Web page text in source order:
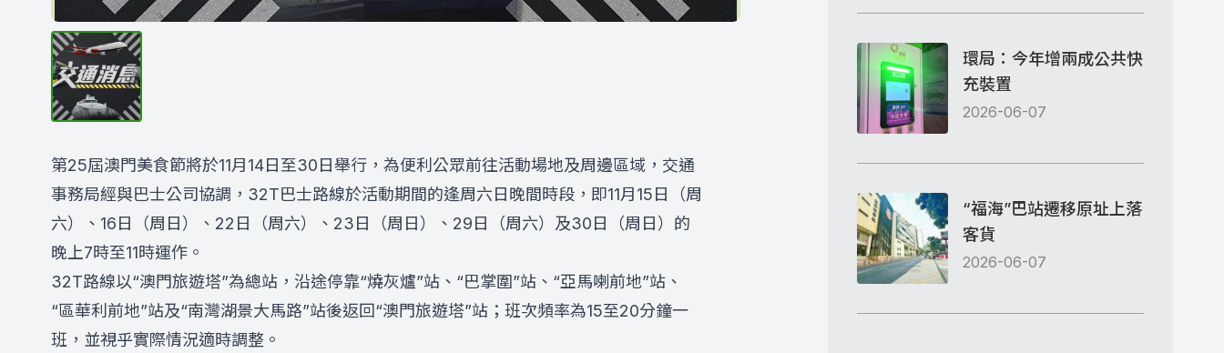
第25屆澳門美食節將於11月14日至30日舉行，為便利公眾前往活動場地及周邊區域，交通
事務局經與巴士公司協調，32T巴士路線於活動期間的逢周六日晚間時段，即11月15日（周
六）、16日（周日）、22日（周六）、23日（周日）、29日（周六）及30日（周日）的
晚上7時至11時運作。
32T路線以“澳門旅遊塔”為總站，沿途停靠“燒灰爐”站、“巴掌圍”站、“亞馬喇前地”站、
“區華利前地”站及“南灣湖景大馬路”站後返回“澳門旅遊塔”站；班次頻率為15至20分鐘一
班，並視乎實際情況適時調整。
環局：今年增兩成公共快
充裝置
2026-06-07
“福海”巴站遷移原址上落
客貨
2026-06-07